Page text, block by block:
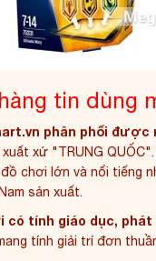
tin dùng
phân phối được
xứ "TRUNG
chơi lớn và nổi tiếng
sản xuất.
có tính giáo dục,
tính giải trí đơn